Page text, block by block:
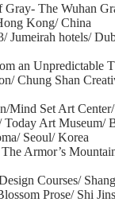
Gray- The Wuhan
Kong/ China
Jumeirah hotels/
an Unpredictable
Chung Shan
Mind Set Art
Today Art Museum/
Seoul/ Korea
Armor’s
Courses/
Prose/ Shi